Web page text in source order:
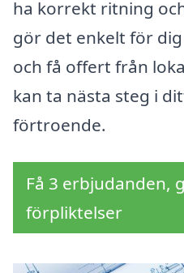
ha korrekt ritning
gör det enkelt för
och få offert från
kan ta nästa steg i
förtroende.
Få 3 erbjudanden,
förpliktelser